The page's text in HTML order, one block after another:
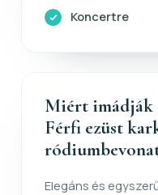
Koncertre
Miért imádják
Férfi ezüst
Elegáns és